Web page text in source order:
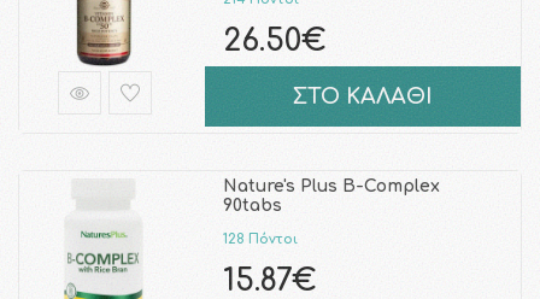
26.50€
ΣΤΟ ΚΑΛΑΘΙ
Nature's Plus B-Complex
90tabs
128 Πόντοι
15.87€